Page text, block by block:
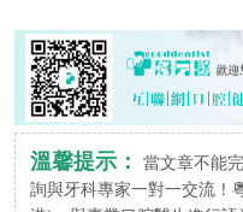
溫馨提示：
當文章不能
詢與牙科專家一對一交流！